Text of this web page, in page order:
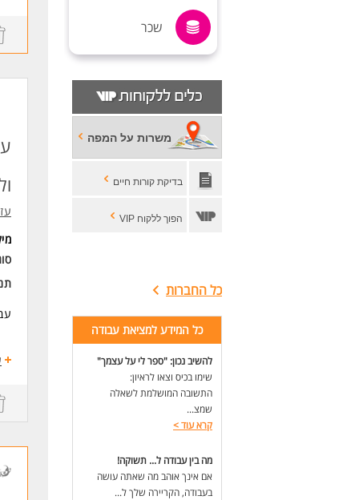
שכר
משרות על המפה
בדיקת קורות חיים
הפוך ללקוח VIP
כל החברות
כל המידע למציאת עבודה
להשיב נכון: "ספר לי על עצמך"
שימו בכיס וצאו לראיון:
התשובה המושלמת לשאלה
שמצ...
קרא עוד>
מה בין עבודה ל... תשוקה!
אם אינך אוהב מה שאתה עושה
בעבודה, הקריירה שלך ל...
*
* 23 ימי חופשה בשנה
*
*
*
*
*